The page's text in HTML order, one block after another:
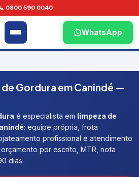
0800 590 0040
WhatsApp
de Gordura em Canindé —
é especialista em limpeza de
: equipe própria, frota
profissional e atendimento
por escrito, MTR, nota
dias.